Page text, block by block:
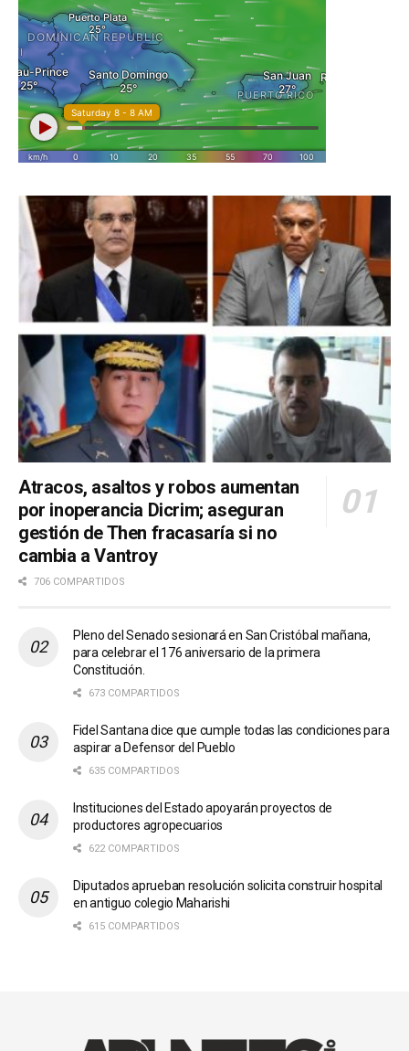
Atracos, asaltos y robos aumentan
por inoperancia Dicrim; aseguran
gestión de Then fracasaría si no
cambia a Vantroy
706 COMPARTIDOS
Pleno del Senado sesionará en San Cristóbal mañana,
para celebrar el 176 aniversario de la primera
Constitución.
673 COMPARTIDOS
Fidel Santana dice que cumple todas las condiciones para
aspirar a Defensor del Pueblo
635 COMPARTIDOS
Instituciones del Estado apoyarán proyectos de
productores agropecuarios
622 COMPARTIDOS
Diputados aprueban resolución solicita construir hospital
en antiguo colegio Maharishi
615 COMPARTIDOS